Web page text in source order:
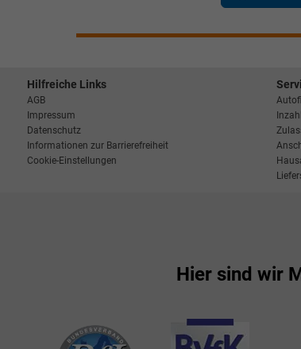
Hilfreiche Links
AGB
Impressum
Datenschutz
Informationen zur Barrierefreiheit
Cookie-Einstellungen
Hier sind wir